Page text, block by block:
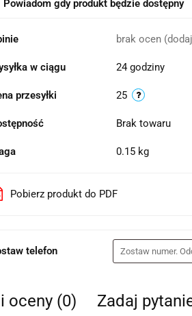
Powiadom gdy produkt będzie dostępny
brak ocen
w ciągu 24 godziny
przesyłki 25
Brak towaru
0.15 kg
Pobierz produkt do PDF
telefon
oceny (0) Zadaj